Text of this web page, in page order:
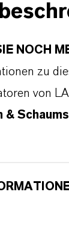
NOCH
zu
von
&